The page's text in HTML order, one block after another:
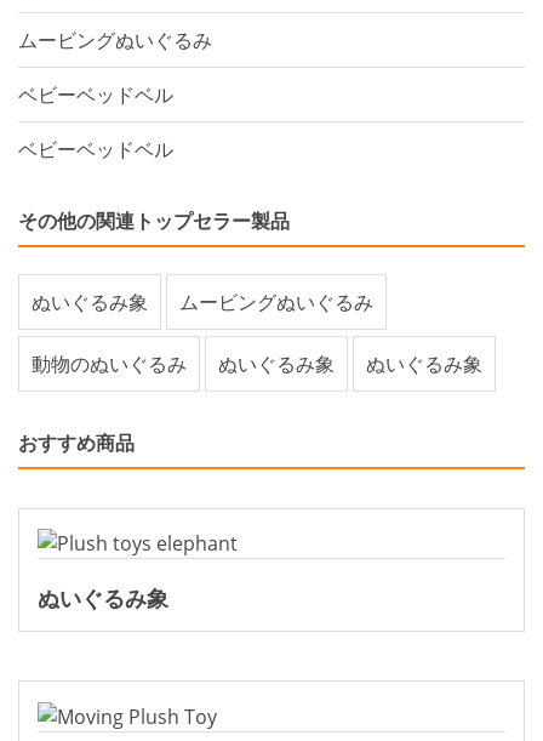
ムービングぬいぐるみ
ベビーベッドベル
ベビーベッドベル
その他の関連トップセラー製品
ぬいぐるみ象 ムービングぬいぐるみ
動物のぬいぐるみ ぬいぐるみ象 ぬいぐるみ象
おすすめ商品
ぬいぐるみ象